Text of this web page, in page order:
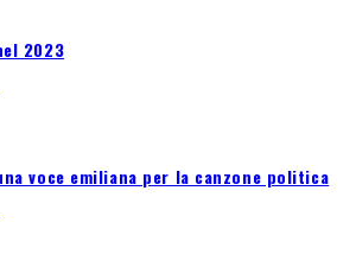
2023
voce emiliana per la canzone politica